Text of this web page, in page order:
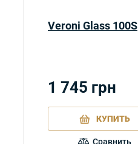
Veroni Glass 100S
1 745 грн
КУПИТЬ
Сравнить